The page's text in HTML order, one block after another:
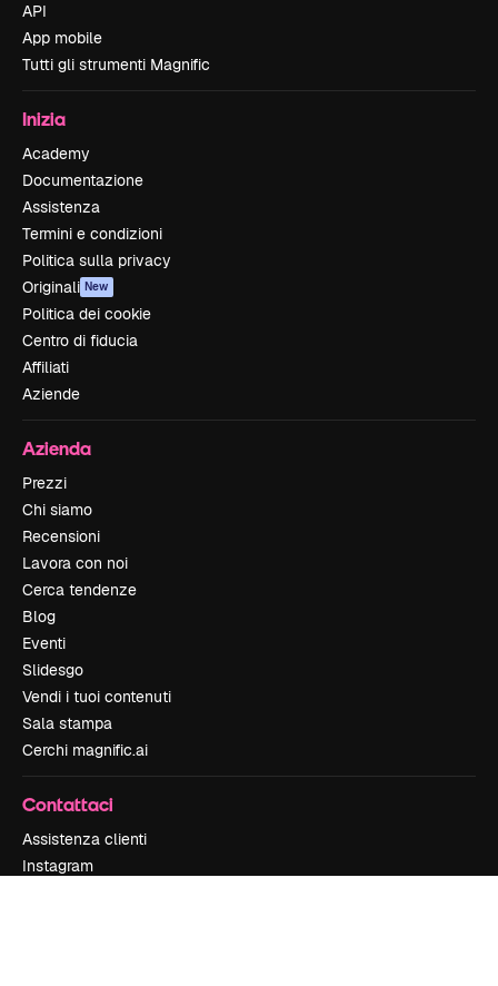
API
App mobile
Tutti gli strumenti Magnific
Inizia
Academy
Documentazione
Assistenza
Termini e condizioni
Politica sulla privacy
Originali New
Politica dei cookie
Centro di fiducia
Affiliati
Aziende
Azienda
Prezzi
Chi siamo
Recensioni
Lavora con noi
Cerca tendenze
Blog
Eventi
Slidesgo
Vendi i tuoi contenuti
Sala stampa
Cerchi magnific.ai
Contattaci
Assistenza clienti
Instagram